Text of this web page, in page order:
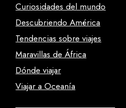
Curiosidades del mundo
Descubriendo América
Tendencias sobre viajes
Maravillas de África
Dónde viajar
Viajar a Oceanía